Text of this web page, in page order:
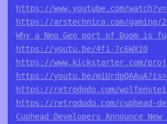
https://www.youtube.com/
https://arstechnica.com/gaming/
Why a Neo Geo port of Doom is
https://youtu.be/4f1-7c6WX10
https://www.kickstarter.com/
https://youtu.be/
https://retrododo.com/
https://retrododo.com/cuphead-
Cuphead Developers Announce